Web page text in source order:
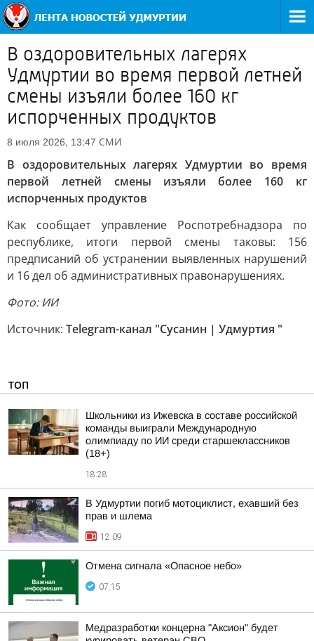
В оздоровительных лагерях
Удмуртии во время первой летней
смены изъяли более 160 кг
испорченных продуктов
8 июля 2026, 13:47 СМИ
В оздоровительных лагерях Удмуртии во время
первой летней смены изъяли более 160 кг
испорченных продуктов
Как сообщает управление Роспотребнадзора по
республике, итоги первой смены таковы: 156
предписаний об устранении выявленных нарушений
и 16 дел об административных правонарушениях.
Фото: ИИ
Источник: Telegram-канал "Сусанин | Удмуртия "
ТОП
Школьники из Ижевска в составе российской
команды выиграли Международную
олимпиаду по ИИ среди старшеклассников
(18+)
18:28
В Удмуртии погиб мотоциклист, ехавший без
прав и шлема
12:09
Отмена сигнала «Опасное небо»
07:15
Медразработки концерна "Аксион" будет